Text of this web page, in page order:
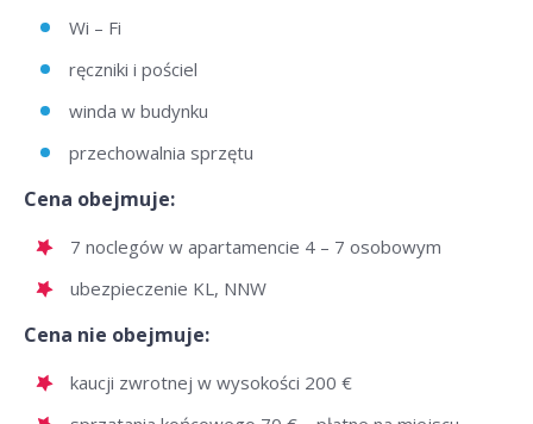
Wi – Fi
ręczniki i pościel
winda w budynku
przechowalnia sprzętu
Cena obejmuje:
7 noclegów w apartamencie 4 – 7 osobowym
ubezpieczenie KL, NNW
Cena nie obejmuje:
kaucji zwrotnej w wysokości 200 €